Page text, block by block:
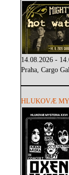
14.08.2026 -
Praha, Cargo
HLUKOVÆ